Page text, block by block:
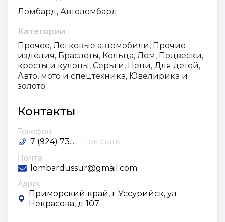
Ломбард, Автоломбард
Категории
Прочее, Легковые автомобили, Прочие
изделия, Браслеты, Кольца, Лом, Подвески,
кресты и кулоны, Серьги, Цепи, Для детей,
Авто, мото и спецтехника, Ювелирика и
золото
Контакты
Телефон
7 (924) 73... - показать
Почта
lombardussur@gmail.com
Адрес
Приморский край, г Уссурийск, ул
Некрасова, д 107